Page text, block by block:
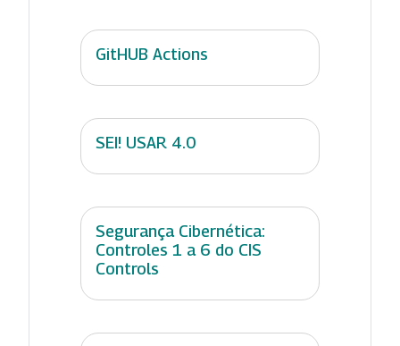
GitHUB Actions
SEI! USAR 4.0
Segurança Cibernética:
Controles 1 a 6 do CIS
Controls